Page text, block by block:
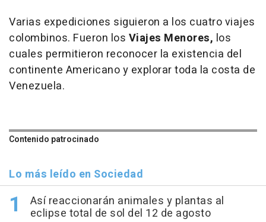
Varias expediciones siguieron a los cuatro viajes
colombinos. Fueron los Viajes Menores, los
cuales permitieron reconocer la existencia del
continente Americano y explorar toda la costa de
Venezuela.
Contenido patrocinado
Lo más leído en Sociedad
Así reaccionarán animales y plantas al
eclipse total de sol del 12 de agosto